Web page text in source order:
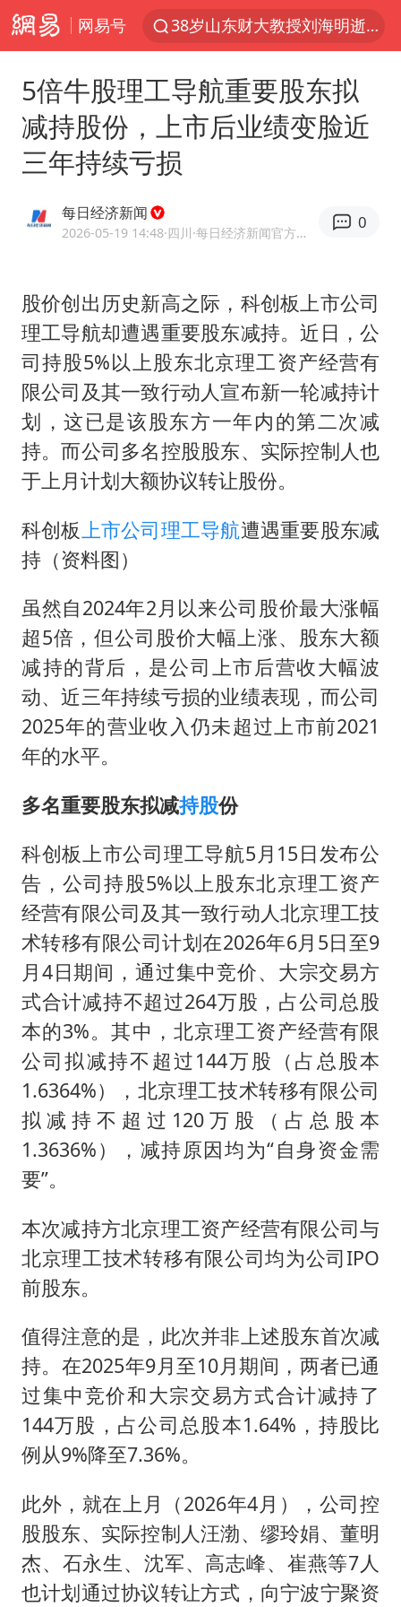
网易号
38岁山东财大教授刘海明逝世
41岁女子为鼓励女儿考上985研究生
美国退回1000亿美元关税
24小时不关空调 电费反而更低？
弹药库存告急 美军补货难
河南试行周五下午弹性离岗
银行午休1.5小时 留个窗口行不行
儿科医生漏诊获刑：我认错但不能认罪
媒体：对美制裁中国的帮凶不必客气
如何把百年大党建设得更加坚强有力
日本籍女网红在韩直播时自杀身亡
李亚鹏向地铁吐血女孩捐99999元
总书记关心百姓身边这些民生大事
5倍牛股理工导航重要股东拟
减持股份，上市后业绩变脸近
三年持续亏损
每日经济新闻
2026-05-19 14:48·四川 ·每日经济新闻官方网易号
0
股价创出历史新高之际，科创板上市公司
理工导航却遭遇重要股东减持。近日，公
司持股5%以上股东北京理工资产经营有
限公司及其一致行动人宣布新一轮减持计
划，这已是该股东方一年内的第二次减
持。而公司多名控股股东、实际控制人也
于上月计划大额协议转让股份。
科创板 上市公司理工导航遭遇重要股东减
持（资料图）
虽然自2024年2月以来公司股价最大涨幅
超5倍，但公司股价大幅上涨、股东大额
减持的背后，是公司上市后营收大幅波
动、近三年持续亏损的业绩表现，而公司
2025年的营业收入仍未超过上市前2021
年的水平。
多名重要股东拟减持股份
科创板上市公司理工导航5月15日发布公
告，公司持股5%以上股东北京理工资产
经营有限公司及其一致行动人北京理工技
术转移有限公司计划在2026年6月5日至9
月4日期间，通过集中竞价、大宗交易方
式合计减持不超过264万股，占公司总股
本的3%。其中，北京理工资产经营有限
公司拟减持不超过144万股（占总股本
1.6364%），北京理工技术转移有限公司
拟减持不超过120万股（占总股本
1.3636%），减持原因均为“自身资金需
要”。
本次减持方北京理工资产经营有限公司与
北京理工技术转移有限公司均为公司IPO
前股东。
值得注意的是，此次并非上述股东首次减
持。在2025年9月至10月期间，两者已通
过集中竞价和大宗交易方式合计减持了
144万股，占公司总股本1.64%，持股比
例从9%降至7.36%。
此外，就在上月（2026年4月），公司控
股股东、实际控制人汪渤、缪玲娟、董明
杰、石永生、沈军、高志峰、崔燕等7人
也计划通过协议转让方式，向宁波宁聚资